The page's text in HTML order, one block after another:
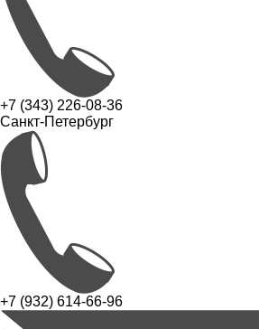
+7 (343) 226-08-36
Санкт-Петербург
+7 (932) 614-66-96